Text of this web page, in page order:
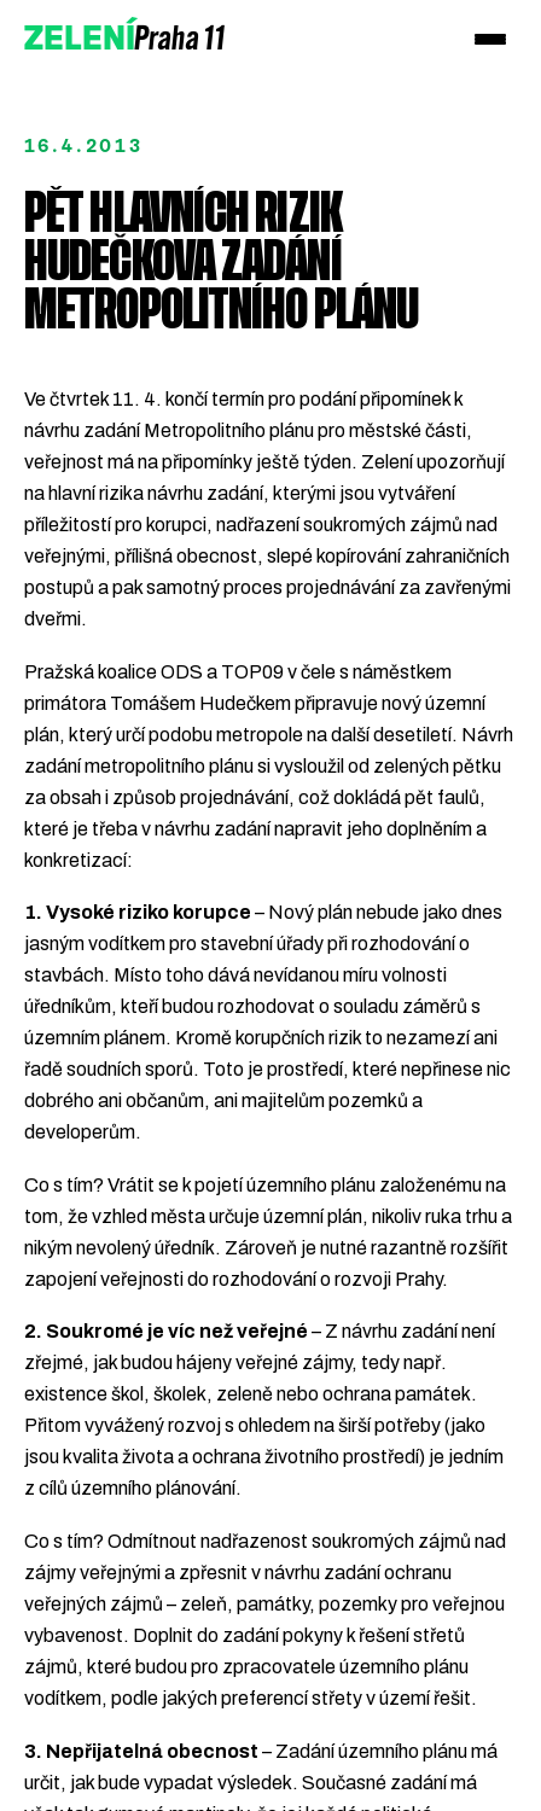
ZELENÍPraha 11
Přidejte se
16.4.2013
PĚT HLAVNÍCH RIZIK
HUDEČKOVA ZADÁNÍ
METROPOLITNÍHO PLÁNU
Ve čtvrtek 11. 4. končí termín pro podání připomínek k
návrhu zadání Metropolitního plánu pro městské části,
veřejnost má na připomínky ještě týden. Zelení upozorňují
na hlavní rizika návrhu zadání, kterými jsou vytváření
příležitostí pro korupci, nadřazení soukromých zájmů nad
veřejnými, přílišná obecnost, slepé kopírování zahraničních
postupů a pak samotný proces projednávání za zavřenými
dveřmi.
Pražská koalice ODS a TOP09 v čele s náměstkem
primátora Tomášem Hudečkem připravuje nový územní
plán, který určí podobu metropole na další desetiletí. Návrh
zadání metropolitního plánu si vysloužil od zelených pětku
za obsah i způsob projednávání, což dokládá pět faulů,
které je třeba v návrhu zadání napravit jeho doplněním a
konkretizací:
1. Vysoké riziko korupce – Nový plán nebude jako dnes
jasným vodítkem pro stavební úřady při rozhodování o
stavbách. Místo toho dává nevídanou míru volnosti
úředníkům, kteří budou rozhodovat o souladu záměrů s
územním plánem. Kromě korupčních rizik to nezamezí ani
řadě soudních sporů. Toto je prostředí, které nepřinese nic
dobrého ani občanům, ani majitelům pozemků a
developerům.
Co s tím? Vrátit se k pojetí územního plánu založenému na
tom, že vzhled města určuje územní plán, nikoliv ruka trhu a
nikým nevolený úředník. Zároveň je nutné razantně rozšířit
zapojení veřejnosti do rozhodování o rozvoji Prahy.
2. Soukromé je víc než veřejné – Z návrhu zadání není
zřejmé, jak budou hájeny veřejné zájmy, tedy např.
existence škol, školek, zeleně nebo ochrana památek.
Přitom vyvážený rozvoj s ohledem na širší potřeby (jako
jsou kvalita života a ochrana životního prostředí) je jedním
z cílů územního plánování.
Co s tím? Odmítnout nadřazenost soukromých zájmů nad
zájmy veřejnými a zpřesnit v návrhu zadání ochranu
veřejných zájmů – zeleň, památky, pozemky pro veřejnou
vybavenost. Doplnit do zadání pokyny k řešení střetů
zájmů, které budou pro zpracovatele územního plánu
vodítkem, podle jakých preferencí střety v území řešit.
3. Nepřijatelná obecnost – Zadání územního plánu má
určit, jak bude vypadat výsledek. Současné zadání má